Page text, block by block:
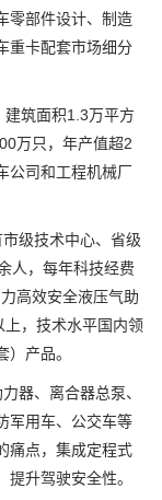
零部件设计、制造
重卡配套市场细分
筑面积1.3万平方
万只，年产值超2
公司和工程机械厂
级技术中心、省级
人，每年科技经费
高效安全液压气助
，技术水平国内领
产品。
器、离合器总泵、
军用车、公交车等
痛点，集成定程式
升驾驶安全性。